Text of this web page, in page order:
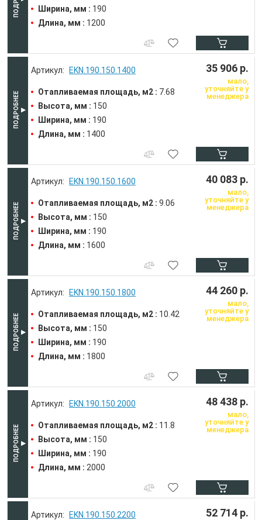
Ширина, мм : 190
Длина, мм : 1200
EKN.190.150.1400
Отапливаемая площадь, м2 : 7.68
Высота, мм : 150
Ширина, мм : 190
Длина, мм : 1400
35 906 р.
мало,
уточняйте у
менеджера
EKN.190.150.1600
Отапливаемая площадь, м2 : 9.06
Высота, мм : 150
Ширина, мм : 190
Длина, мм : 1600
40 083 р.
мало,
уточняйте у
менеджера
EKN.190.150.1800
Отапливаемая площадь, м2 : 10.42
Высота, мм : 150
Ширина, мм : 190
Длина, мм : 1800
44 260 р.
мало,
уточняйте у
менеджера
EKN.190.150.2000
Отапливаемая площадь, м2 : 11.8
Высота, мм : 150
Ширина, мм : 190
Длина, мм : 2000
48 438 р.
мало,
уточняйте у
менеджера
EKN.190.150.2200 52 714 р.